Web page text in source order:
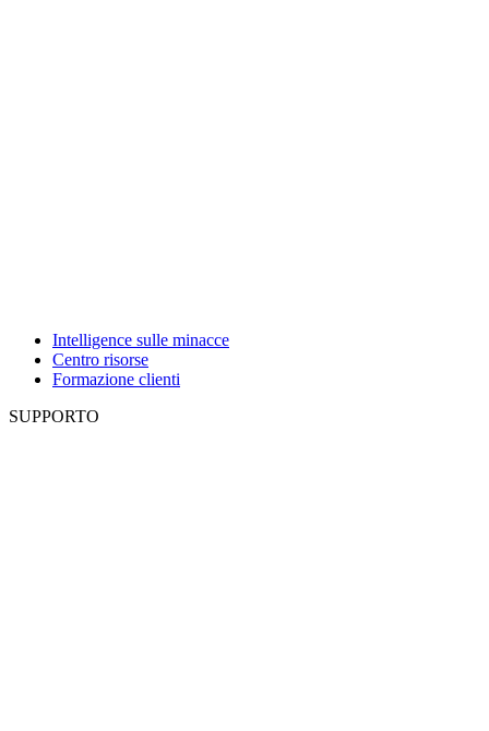
Intelligence sulle minacce
Centro risorse
Formazione clienti
SUPPORTO